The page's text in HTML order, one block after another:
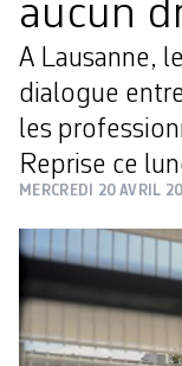
aucun
A Lausanne,
dialogue
les
Reprise ce
MERCREDI 20 AVRIL